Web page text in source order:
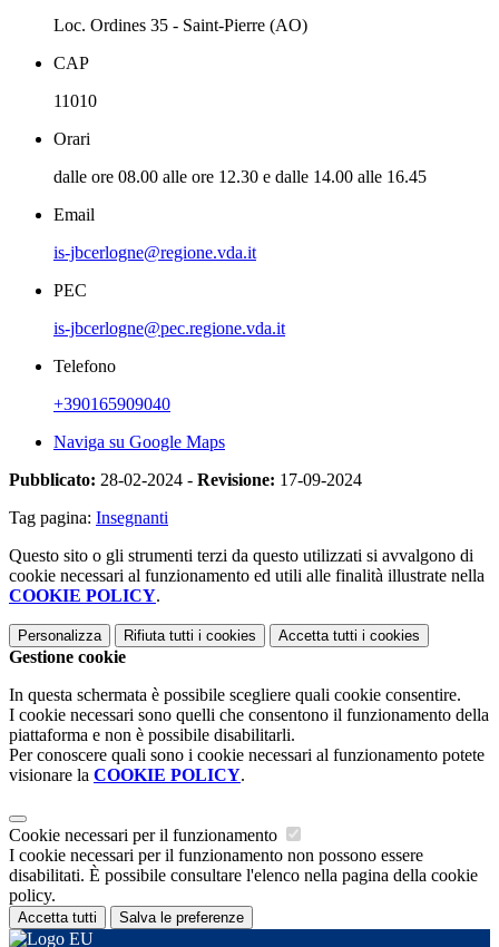
Loc. Ordines 35 - Saint-Pierre (AO)
CAP
11010
Orari
dalle ore 08.00 alle ore 12.30 e dalle 14.00 alle 16.45
Email
is-jbcerlogne@regione.vda.it
PEC
is-jbcerlogne@pec.regione.vda.it
Telefono
+390165909040
Naviga su Google Maps
Pubblicato: 28-02-2024 - Revisione: 17-09-2024
Tag pagina: Insegnanti
Questo sito o gli strumenti terzi da questo utilizzati si avvalgono di
cookie necessari al funzionamento ed utili alle finalità illustrate nella
COOKIE POLICY.
Personalizza Rifiuta tutti i cookies Accetta tutti i cookies
Gestione cookie
In questa schermata è possibile scegliere quali cookie consentire.
I cookie necessari sono quelli che consentono il funzionamento della
piattaforma e non è possibile disabilitarli.
Per conoscere quali sono i cookie necessari al funzionamento potete
visionare la COOKIE POLICY.
Cookie necessari per il funzionamento
I cookie necessari per il funzionamento non possono essere
disabilitati. È possibile consultare l'elenco nella pagina della cookie
policy.
Accetta tutti Salva le preferenze